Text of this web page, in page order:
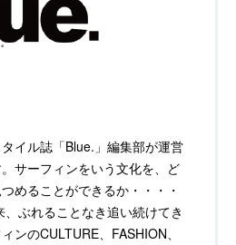
イル誌「Blue.」編集部が運営
サーフィンをいう文化を、ど
めることができるか・・・・
ぶれることなき追い続けてき
ンのCULTURE、FASHION、